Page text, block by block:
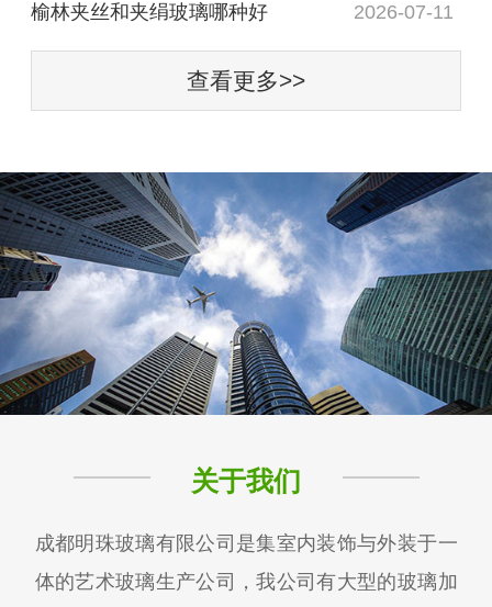
榆林夹丝和夹绢玻璃哪种好 2026-07-11
查看更多>>
关于我们
成都明珠玻璃有限公司是集室内装饰与外装于一
体的艺术玻璃生产公司，我公司有大型的玻璃加